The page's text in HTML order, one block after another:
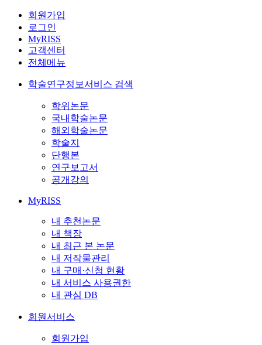
회원가입
로그인
MyRISS
고객센터
전체메뉴
학술연구정보서비스 검색
학위논문
국내학술논문
해외학술논문
학술지
단행본
연구보고서
공개강의
MyRISS
내 추천논문
내 책장
내 최근 본 논문
내 저작물관리
내 구매·신청 현황
내 서비스 사용권한
내 관심 DB
회원서비스
회원가입